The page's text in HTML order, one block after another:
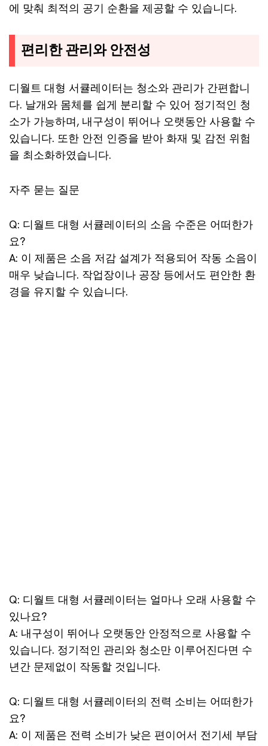
에 맞춰 최적의 공기 순환을 제공할 수 있습니다.
편리한 관리와 안전성
디월트 대형 서큘레이터는 청소와 관리가 간편합니
다. 날개와 몸체를 쉽게 분리할 수 있어 정기적인 청
소가 가능하며, 내구성이 뛰어나 오랫동안 사용할 수
있습니다. 또한 안전 인증을 받아 화재 및 감전 위험
을 최소화하였습니다.
자주 묻는 질문
Q: 디월트 대형 서큘레이터의 소음 수준은 어떠한가
요?
A: 이 제품은 소음 저감 설계가 적용되어 작동 소음이
매우 낮습니다. 작업장이나 공장 등에서도 편안한 환
경을 유지할 수 있습니다.
Q: 디월트 대형 서큘레이터는 얼마나 오래 사용할 수
있나요?
A: 내구성이 뛰어나 오랫동안 안정적으로 사용할 수
있습니다. 정기적인 관리와 청소만 이루어진다면 수
년간 문제없이 작동할 것입니다.
Q: 디월트 대형 서큘레이터의 전력 소비는 어떠한가
요?
A: 이 제품은 전력 소비가 낮은 편이어서 전기세 부담